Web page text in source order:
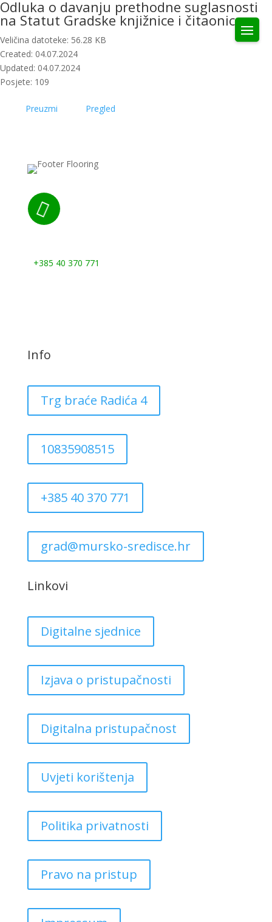
Odluka o davanju prethodne suglasnosti
na Statut Gradske knjižnice i čitaonice
Veličina datoteke: 56.28 KB
Created: 04.07.2024
Updated: 04.07.2024
Posjete: 109
Preuzmi Pregled

+385 40 370 771
Info
Trg braće Radića 4
10835908515
+385 40 370 771
grad@mursko-sredisce.hr
Linkovi
Digitalne sjednice
Izjava o pristupačnosti
Digitalna pristupačnost
Uvjeti korištenja
Politika privatnosti
Pravo na pristup